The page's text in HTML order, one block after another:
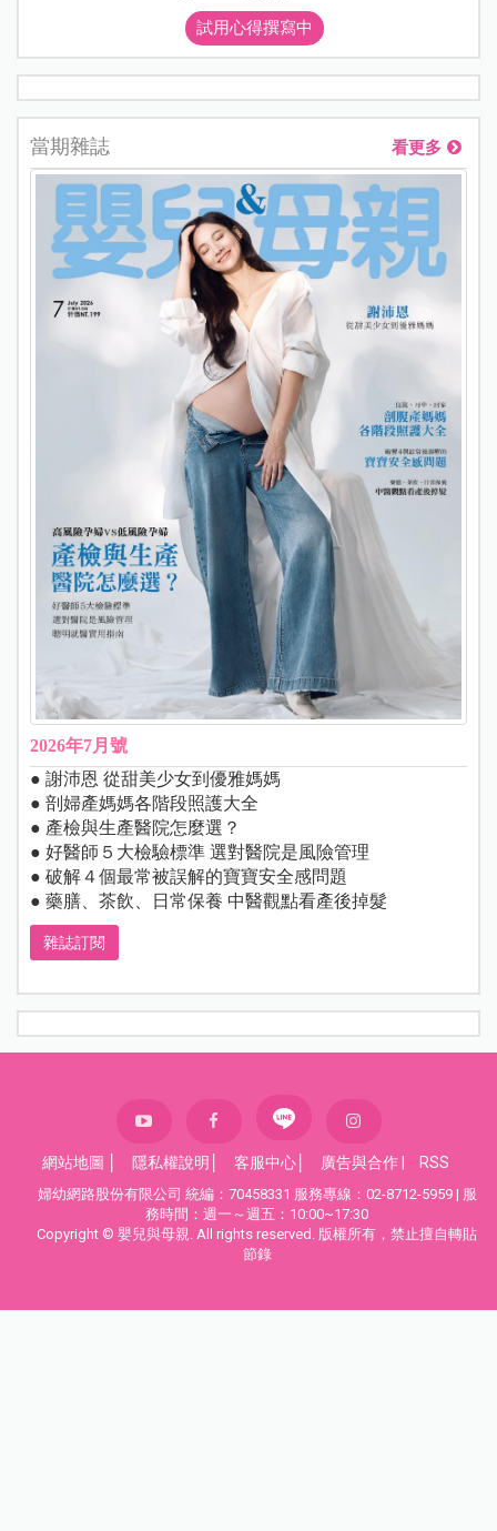
試用心得撰寫中
當期雜誌 看更多
2026年7月號
● 謝沛恩 從甜美少女到優雅媽媽
● 剖婦產媽媽各階段照護大全
● 產檢與生產醫院怎麼選？
● 好醫師５大檢驗標準 選對醫院是風險管理
● 破解４個最常被誤解的寶寶安全感問題
● 藥膳、茶飲、日常保養 中醫觀點看產後掉髮
雜誌訂閱
網站地圖 隱私權說明 客服中心 廣告與合作 RSS
婦幼網路股份有限公司 統編：70458331 服務專線：02-8712-5959 | 服
務時間：週一～週五：10:00~17:30
Copyright © 嬰兒與母親. All rights reserved. 版權所有，禁止擅自轉貼
節錄